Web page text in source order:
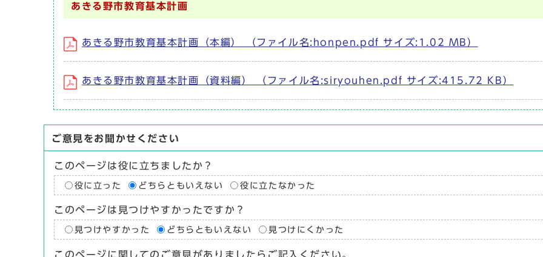
あきる野市教育基本計画
あきる野市教育基本計画（本編） （ファイル名:honpen.pdf サイズ:1.02 MB）
あきる野市教育基本計画（資料編） （ファイル名:siryouhen.pdf サイズ:415.72 KB）
ご意見をお聞かせください
このページは役に立ちましたか？
役に立った どちらともいえない 役に立たなかった
このページは見つけやすかったですか？
見つけやすかった どちらともいえない 見つけにくかった
このページに関してのご意見がありましたらご記入ください。